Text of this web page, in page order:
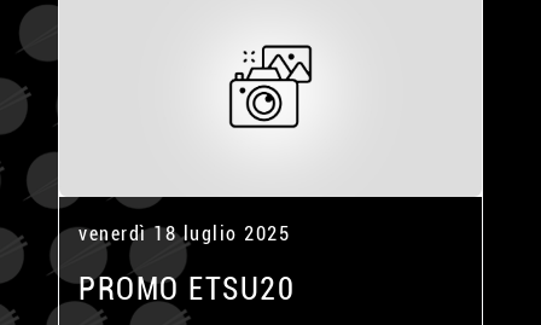
venerdì 18 luglio 2025
PROMO ETSU20